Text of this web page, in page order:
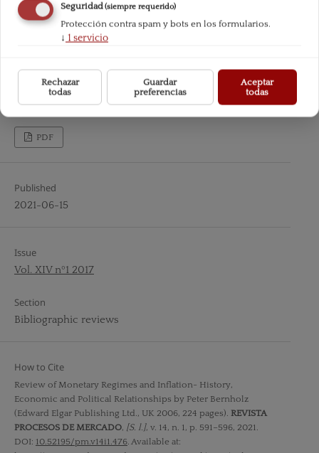
PDF
Published
2021-06-15
Issue
Vol. XIV nº1 2017
Section
Bibliographic reviews
How to Cite
Review of Monetary Regimes and Inflation- History,
Economic and Political Relationships by Peter Bernholz
(Edward Elgar Publishing Ltd., UK 2006, 224 pages). REVISTA
PROCESOS DE MERCADO, [S. l.], v. 14, n. 1, p. 591–596, 2021.
DOI: 10.52195/pm.v14i1.476. Available at:
Seguridad(siempre requerido)
Protección contra spam y bots en los formularios.
↓ 1servicio
Rechazar
todas
Guardar
preferencias
Aceptar
todas